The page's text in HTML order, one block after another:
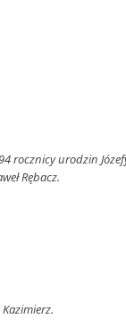
rocznicy urodzin
Rębacz.